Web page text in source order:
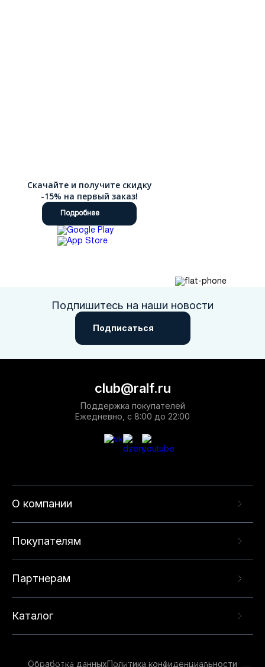
Скачайте и получите скидку
-15% на первый заказ!
Подробнее
Подпишитесь на наши новости
Подписаться
О компании
Покупателям
Партнерам
Каталог
club@ralf.ru
Поддержка покупателей
Ежедневно, с 8:00 до 22:00
Обработка данныхПолитика конфиденциальности
опыта на нашем сайте. Продолжая использовать